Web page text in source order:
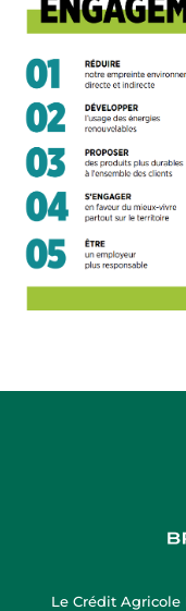
Le Crédit